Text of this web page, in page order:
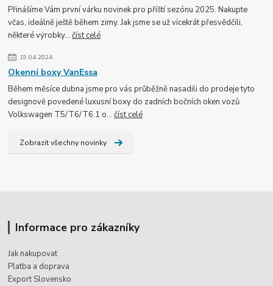
Přinášíme Vám první várku novinek pro příští sezónu 2025. Nakupte
včas, ideálně ještě během zimy. Jak jsme se už vícekrát přesvědčili,
některé výrobky...číst celé
19.04.2024
Okenní boxy VanEssa
Během měsíce dubna jsme pro vás průběžně nasadili do prodeje tyto
designově povedené luxusní boxy do zadních bočních oken vozů
Volkswagen T5/T6/T6.1 o...číst celé
Zobrazit všechny novinky
Informace pro zákazníky
Jak nakupovat
Platba a doprava
Export Slovensko